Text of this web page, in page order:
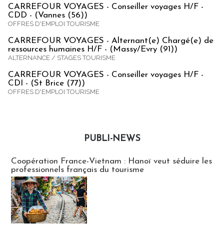
CARREFOUR VOYAGES - Conseiller voyages H/F -
CDD - (Vannes (56))
OFFRES D'EMPLOI TOURISME
CARREFOUR VOYAGES - Alternant(e) Chargé(e) de
ressources humaines H/F - (Massy/Evry (91))
ALTERNANCE / STAGES TOURISME
CARREFOUR VOYAGES - Conseiller voyages H/F -
CDI - (St Brice (77))
OFFRES D'EMPLOI TOURISME
PUBLI-NEWS
Coopération France-Vietnam : Hanoï veut séduire les
professionnels français du tourisme